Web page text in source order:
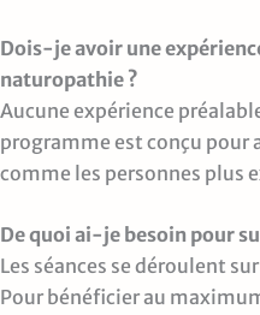
Dois-je avoir une
naturopathie ?
Aucune expérience
programme est conçu pour
comme les personnes plus
De quoi ai-je besoin pour
Les séances se déroulent
Pour bénéficier au